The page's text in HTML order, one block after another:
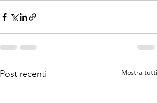
Post recenti Mostra tutti